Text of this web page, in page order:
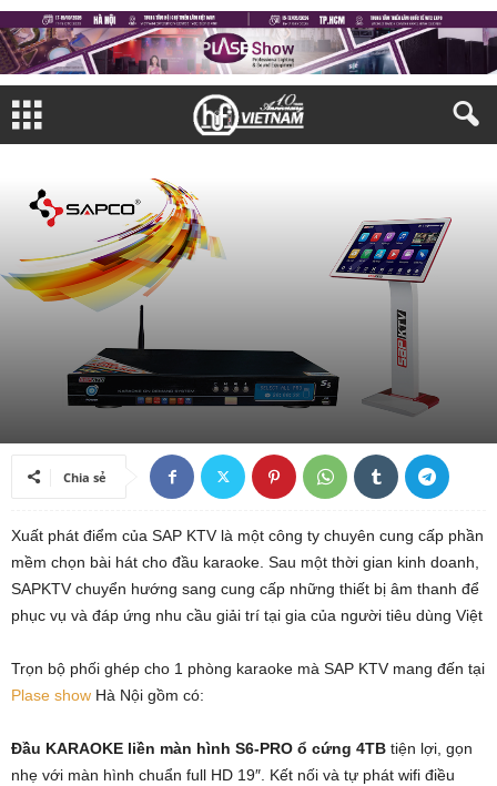
THIẾT BỊ NGHE NHÌN TRIỂN LÃM TRIỂN LÃM TRONG NƯỚC
16/05/2023
Chia sẻ
Xuất phát điểm của SAP KTV là một công ty chuyên cung cấp phần
mềm chọn bài hát cho đầu karaoke. Sau một thời gian kinh doanh,
SAPKTV chuyển hướng sang cung cấp những thiết bị âm thanh để
phục vụ và đáp ứng nhu cầu giải trí tại gia của người tiêu dùng Việt
Trọn bộ phối ghép cho 1 phòng karaoke mà SAP KTV mang đến tại
Plase show Hà Nội gồm có:
Đầu KARAOKE liền màn hình S6-PRO ổ cứng 4TB tiện lợi, gọn
nhẹ với màn hình chuẩn full HD 19″. Kết nối và tự phát wifi điều